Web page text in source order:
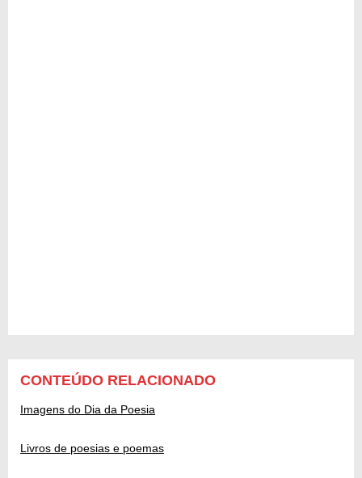
CONTEÚDO RELACIONADO
Imagens do Dia da Poesia
Livros de poesias e poemas